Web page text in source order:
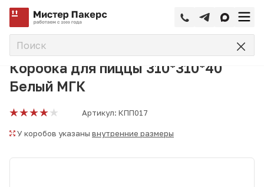
Главная Коробка для
Коробка для пиццы 310*310*40
Белый МГК
Артикул: КПП017
У коробов указаны внутренние размеры